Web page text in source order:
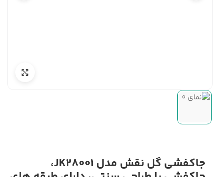
جاکفشی گل نقش مدل JK28001،